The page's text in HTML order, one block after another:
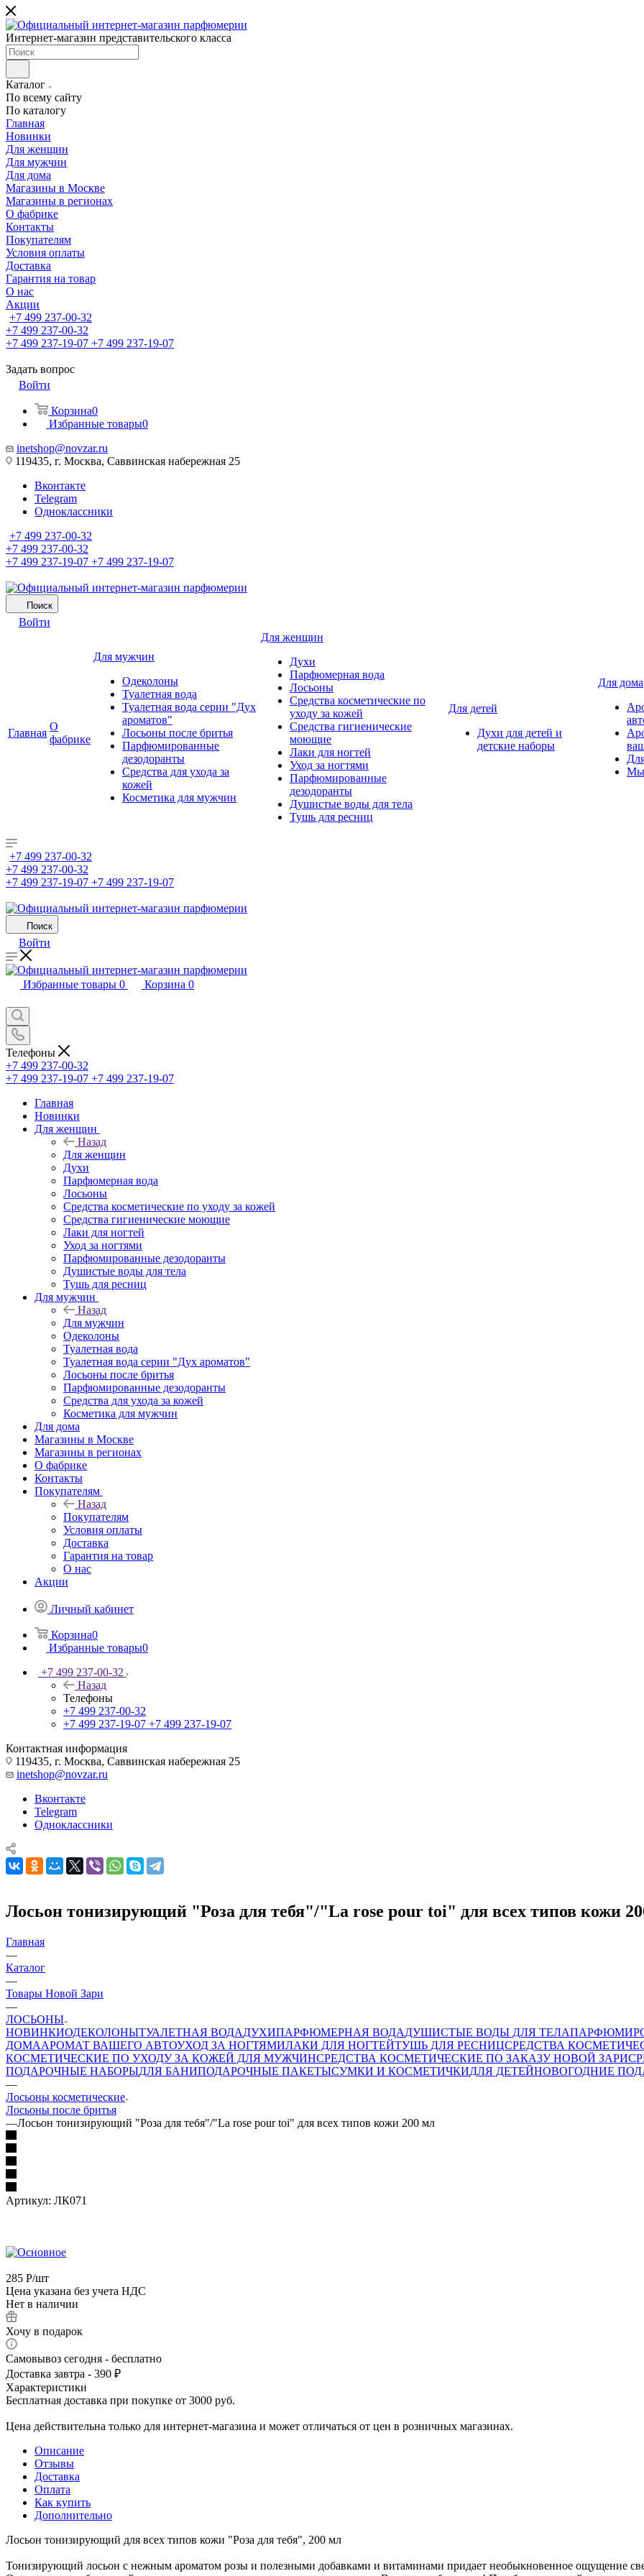
Интернет-магазин представительского класса
Каталог
По всему сайту
По каталогу
Главная
Новинки
Для женщин
Для мужчин
Для дома
Магазины в Москве
Магазины в регионах
О фабрике
Контакты
Покупателям
Условия оплаты
Доставка
Гарантия на товар
О нас
Акции
+7 499 237-00-32
+7 499 237-00-32
+7 499 237-19-07 +7 499 237-19-07
Задать вопрос
Войти
Корзина0
Избранные товары0
inetshop@novzar.ru
119435, г. Москва, Саввинская набережная 25
Вконтакте
Telegram
Одноклассники
+7 499 237-00-32
+7 499 237-00-32
+7 499 237-19-07 +7 499 237-19-07
Поиск
Войти
Главная
О
фабрике
Для мужчин
Одеколоны
Туалетная вода
Туалетная вода серии "Дух
ароматов"
Лосьоны после бритья
Парфюмированные
дезодоранты
Средства для ухода за
кожей
Косметика для мужчин
Для женщин
Духи
Парфюмерная вода
Лосьоны
Средства косметические по
уходу за кожей
Средства гигиенические
моющие
Лаки для ногтей
Уход за ногтями
Парфюмированные
дезодоранты
Душистые воды для тела
Тушь для ресниц
Для детей
Духи для детей и
детские наборы
Для дома
+7 499 237-00-32
+7 499 237-00-32
+7 499 237-19-07 +7 499 237-19-07
Поиск
Войти
Избранные товары 0 Корзина 0
Телефоны
+7 499 237-00-32
+7 499 237-19-07 +7 499 237-19-07
Главная
Новинки
Для женщин
Назад
Для женщин
Духи
Парфюмерная вода
Лосьоны
Средства косметические по уходу за кожей
Средства гигиенические моющие
Лаки для ногтей
Уход за ногтями
Парфюмированные дезодоранты
Душистые воды для тела
Тушь для ресниц
Для мужчин
Назад
Для мужчин
Одеколоны
Туалетная вода
Туалетная вода серии "Дух ароматов"
Лосьоны после бритья
Парфюмированные дезодоранты
Средства для ухода за кожей
Косметика для мужчин
Для дома
Магазины в Москве
Магазины в регионах
О фабрике
Контакты
Покупателям
Назад
Покупателям
Условия оплаты
Доставка
Гарантия на товар
О нас
Акции
Личный кабинет
Корзина0
Избранные товары0
+7 499 237-00-32
Назад
Телефоны
+7 499 237-00-32
+7 499 237-19-07 +7 499 237-19-07
Контактная информация
119435, г. Москва, Саввинская набережная 25
inetshop@novzar.ru
Вконтакте
Telegram
Одноклассники
Лосьон тонизирующий "Роза для тебя"/"La rose pour toi" для всех типов кожи
Главная
—
Каталог
—
Товары Новой Зари
—
ЛОСЬОНЫ
НОВИНКИОДЕКОЛОНЫТУАЛЕТНАЯ ВОДАДУХИПАРФЮМЕРНАЯ ВОДАДУШИСТЫЕ ВОДЫ ДЛЯ ТЕЛА
ДОМААРОМАТ ВАШЕГО АВТОУХОД ЗА НОГТЯМИЛАКИ ДЛЯ НОГТЕЙТУШЬ ДЛЯ РЕСНИЦСРЕДСТВА
КОСМЕТИЧЕСКИЕ ПО УХОДУ ЗА КОЖЕЙ ДЛЯ МУЖЧИНСРЕДСТВА КОСМЕТИЧЕСКИЕ ПО ЗАКАЗУ НОВОЙ ЗАРИ
ПОДАРОЧНЫЕ НАБОРЫДЛЯ БАНИПОДАРОЧНЫЕ ПАКЕТЫСУМКИ И КОСМЕТИЧКИДЛЯ ДЕТЕЙНОВОГОДНИЕ
—
Лосьоны косметические
Лосьоны после бритья
—Лосьон тонизирующий "Роза для тебя"/"La rose pour toi" для всех типов кожи 200 мл
Артикул: ЛК071
285 Р/шт
Цена указана без учета НДС
Нет в наличии
Хочу в подарок
Самовывоз сегодня - бесплатно
Доставка завтра - 390 ₽
Характеристики
Бесплатная доставка при покупке от 3000 руб.
Цена действительна только для интернет-магазина и может отличаться от цен в розничных магазинах.
Описание
Отзывы
Доставка
Оплата
Как купить
Дополнительно
Лосьон тонизирующий для всех типов кожи "Роза для тебя", 200 мл
Тонизирующий лосьон с нежным ароматом розы и полезными добавками и витаминами придает необыкновенное ощущение